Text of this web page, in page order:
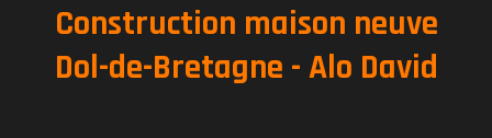
Construction maison neuve
Dol-de-Bretagne - Alo David